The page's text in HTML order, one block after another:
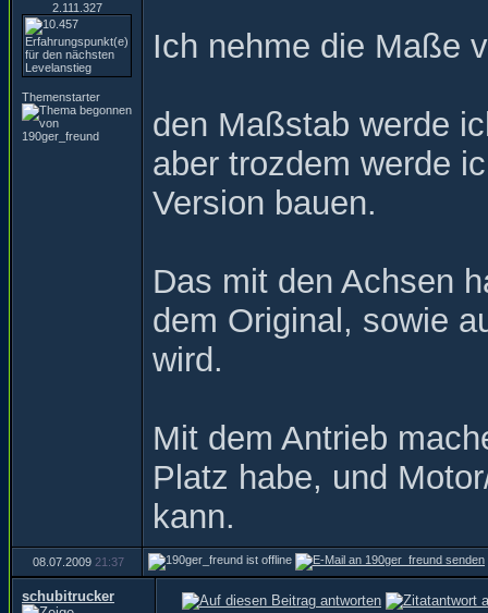
2.111.327
Themenstarter
Ich nehme die Maße
den Maßstab werde
aber trozdem werde
Version bauen.
Das mit den Achsen
dem Original, sowie
wird.
Mit dem Antrieb
Platz habe, und
kann.
08.07.2009 21:37
schubitrucker